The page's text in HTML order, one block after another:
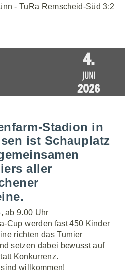
- TuRa Remscheid-Süd 3:2
4.
JUNI
2026
Stadion in
ist Schauplatz
aller
ab 9.00 Uhr
Cup werden fast 450 Kinder
richten das Turnier
setzen dabei bewusst auf
Konkurrenz.
willkommen!